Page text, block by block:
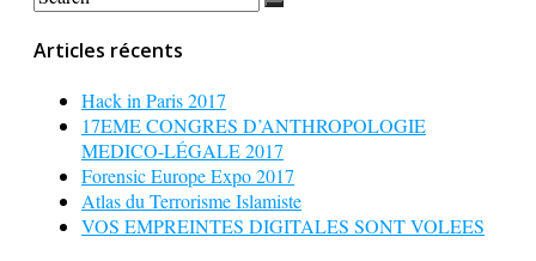
Articles récents
Hack in Paris 2017
17EME CONGRES D’ANTHROPOLOGIE
MEDICO-LÉGALE 2017
Forensic Europe Expo 2017
Atlas du Terrorisme Islamiste
VOS EMPREINTES DIGITALES SONT VOLEES